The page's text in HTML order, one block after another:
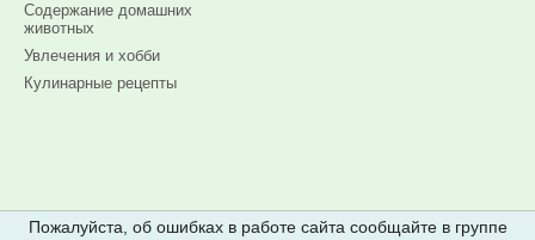
Содержание домашних
животных
Увлечения и хобби
Кулинарные рецепты
Пожалуйста, об ошибках в работе сайта сообщайте в группе